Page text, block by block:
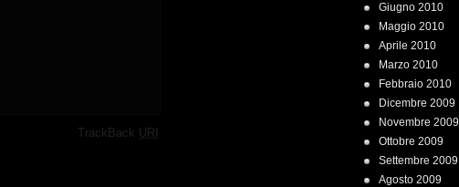
TrackBack URI
Giugno 2010
Maggio 2010
Aprile 2010
Marzo 2010
Febbraio 2010
Dicembre 2009
Novembre 2009
Ottobre 2009
Settembre 2009
Agosto 2009